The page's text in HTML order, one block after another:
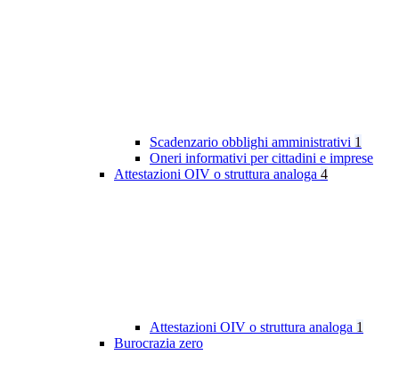
Scadenzario obblighi amministrativi 1
Oneri informativi per cittadini e imprese
Attestazioni OIV o struttura analoga 4
Attestazioni OIV o struttura analoga 1
Burocrazia zero